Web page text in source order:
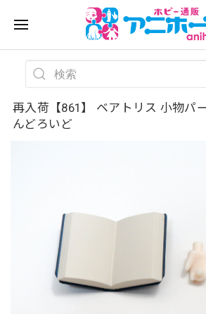
再入荷【861】 ベアトリス 小物
んどろいど